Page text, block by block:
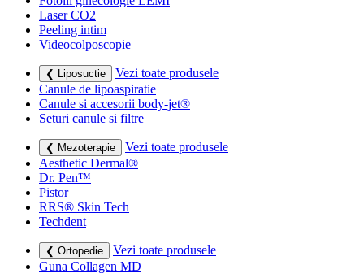
Laser CO2
Peeling intim
Videocolposcopie
❮ Liposuctie
Vezi toate produsele
Canule de lipoaspiratie
Canule si accesorii body-jet®
Seturi canule si filtre
❮ Mezoterapie
Vezi toate produsele
Aesthetic Dermal®
Dr. Pen™
Pistor
RRS® Skin Tech
Techdent
❮ Ortopedie
Vezi toate produsele
Guna Collagen MD